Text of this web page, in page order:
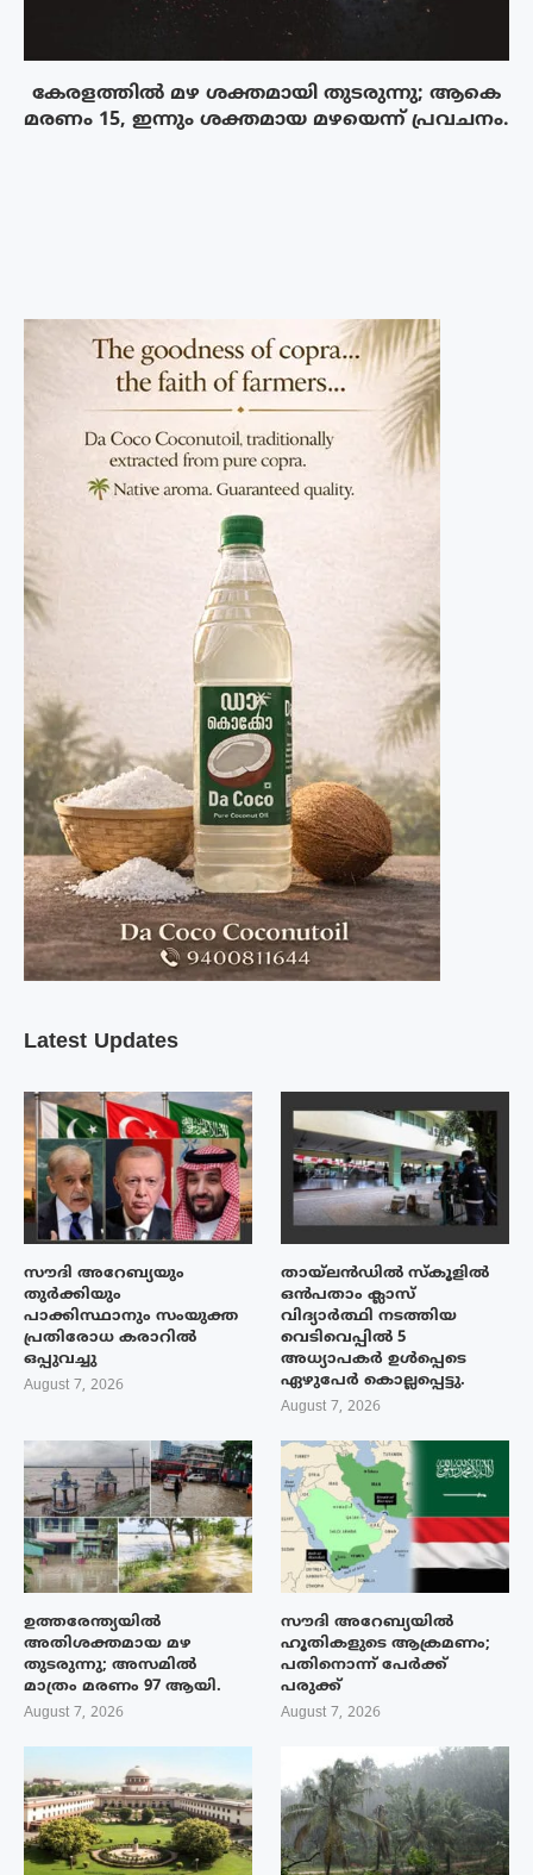
കേരളത്തിൽ മഴ ശക്തമായി തുടരുന്നു; ആകെ
മരണം 15, ഇന്നും ശക്തമായ മഴയെന്ന് പ്രവചനം.
Latest Updates
സൗദി അറേബ്യയും
തുർക്കിയും
പാക്കിസ്ഥാനും സംയുക്ത
പ്രതിരോധ കരാറിൽ
ഒപ്പുവച്ചു
August 7, 2026
തായ്‌ലൻഡിൽ സ്കൂളിൽ
ഒൻപതാം ക്ലാസ്
വിദ്യാർത്ഥി നടത്തിയ
വെടിവെപ്പിൽ 5
അധ്യാപകർ ഉൾപ്പെടെ
ഏഴുപേർ കൊല്ലപ്പെട്ടു.
August 7, 2026
ഉത്തരേന്ത്യയിൽ
അതിശക്തമായ മഴ
തുടരുന്നു; അസമിൽ
മാത്രം മരണം 97 ആയി.
August 7, 2026
സൗദി അറേബ്യയിൽ
ഹൂതികളുടെ ആക്രമണം;
പതിനൊന്ന് പേർക്ക്
പരുക്ക്
August 7, 2026